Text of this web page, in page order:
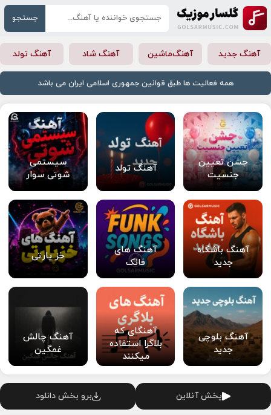
جستجو
آهنگ جدید آهنگ‌ماشین آهنگ شاد آهنگ تولد
همه فعالیت ها طبق قوانین جمهوری اسلامی ایران می باشد
جشن تعیین
جنسیت
آهنگ تولد
سیستمی
شوتی سوار
آهنگ باشگاه
جدید
آهنگ های
فانک
خز پارتی
آهنگ بلوچی
جدید
آهنگای که
بلاگرا استفاده
میکنند
آهنگ چالش
غمگین
پخش آنلاین برو بخش دانلود